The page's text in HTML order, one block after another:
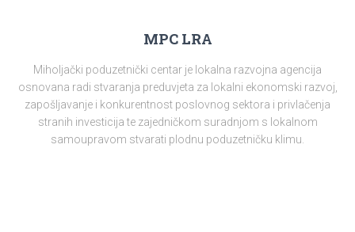
MPC LRA
Miholjački poduzetnički centar je lokalna razvojna agencija
osnovana radi stvaranja preduvjeta za lokalni ekonomski razvoj,
zapošljavanje i konkurentnost poslovnog sektora i privlačenja
stranih investicija te zajedničkom suradnjom s lokalnom
samoupravom stvarati plodnu poduzetničku klimu.